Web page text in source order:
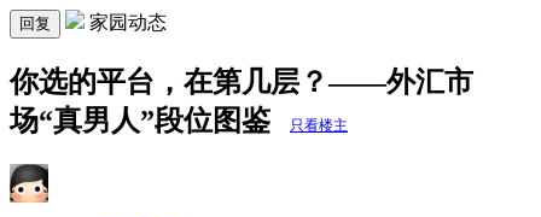
回复 家园动态
你选的平台，在第几层？——外汇市
场“真男人”段位图鉴
只看楼主